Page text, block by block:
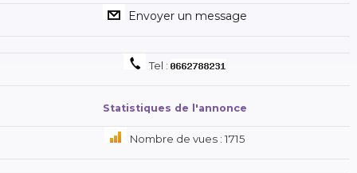
Envoyer un message
Tel :
Statistiques de l'annonce
Nombre de vues : 1715